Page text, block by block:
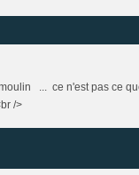
... ce n'est pas ce
/>